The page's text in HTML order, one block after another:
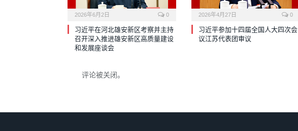
2026年6月2日 0
习近平在河北雄安新区考察并主持
召开深入推进雄安新区高质量建设
和发展座谈会
2026年4月27日 0
习近平参加十四届全国人大四次会
议江苏代表团审议
评论被关闭。